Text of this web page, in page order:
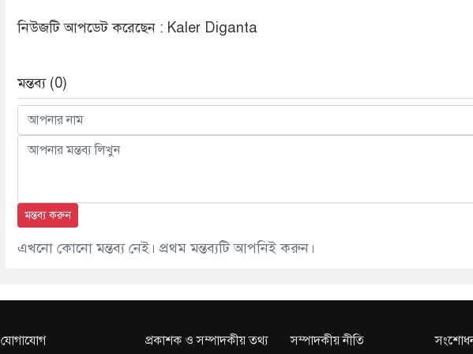
নিউজটি আপডেট করেছেন : Kaler Diganta
মন্তব্য (0)
মন্তব্য করুন
এখনো কোনো মন্তব্য নেই। প্রথম মন্তব্যটি আপনিই করুন।
যোগাযোগ প্রকাশক ও সম্পাদকীয় তথ্য সম্পাদকীয় নীতি